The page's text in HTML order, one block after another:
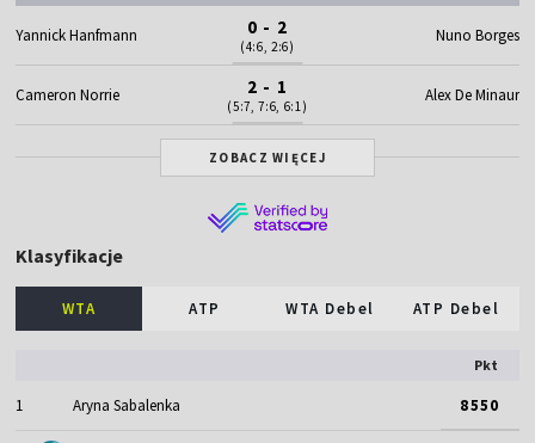
Yannick Hanfmann 0 - 2
(4:6, 2:6)
Nuno Borges
Cameron Norrie 2 - 1
(5:7, 7:6, 6:1)
Alex De Minaur
ZOBACZ WIĘCEJ
Klasyfikacje
WTA ATP WTA Debel ATP Debel
Pkt
1 Aryna Sabalenka 8550